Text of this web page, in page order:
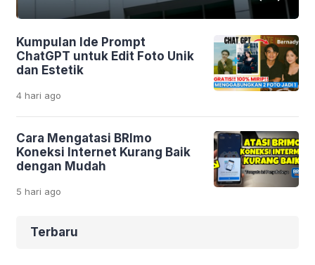
Kumpulan Ide Prompt
ChatGPT untuk Edit Foto Unik
dan Estetik
4 hari ago
Cara Mengatasi BRImo
Koneksi Internet Kurang Baik
dengan Mudah
5 hari ago
Terbaru